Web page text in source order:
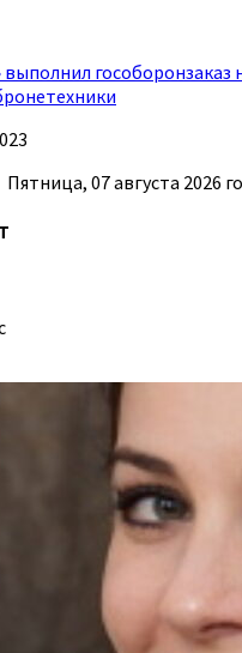
выполнил гособоронзаказ
Пятница, 07 августа 2026